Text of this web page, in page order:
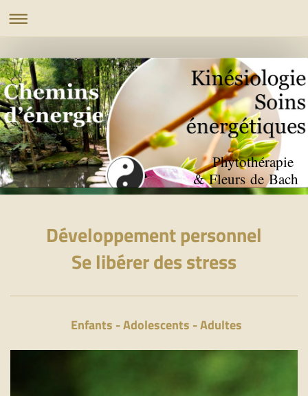
Phytothérapie
& Fleurs de Bach
Développement personnel
Se libérer des stress
Enfants - Adolescents - Adultes